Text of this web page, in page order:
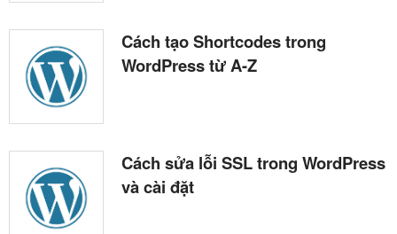
Cách tạo Shortcodes trong
WordPress từ A-Z
Cách sửa lỗi SSL trong WordPress
và cài đặt